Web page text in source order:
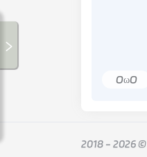
OωO
2018 - 2026 ©